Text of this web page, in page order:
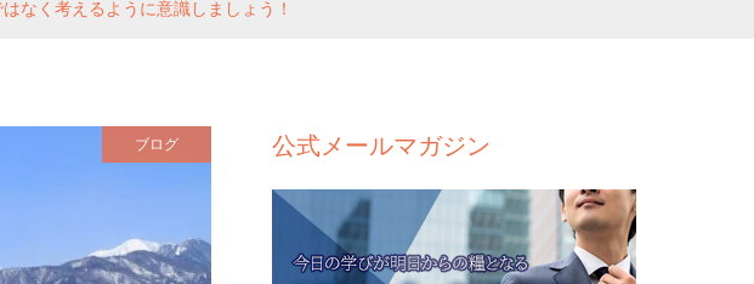
なく考えるように意識しましょう！
ブログ 公式メールマガジン